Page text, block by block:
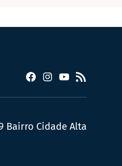
Facebook
Instagram
YouTube
RSS
Bairro Cidade Alta